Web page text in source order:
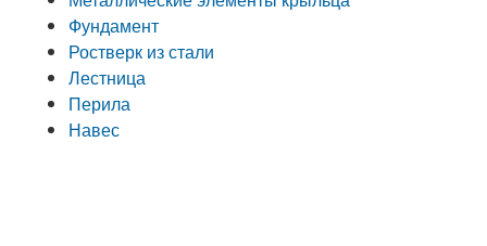
Фундамент
Ростверк из стали
Лестница
Перила
Навес